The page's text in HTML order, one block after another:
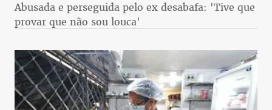
Abusada e perseguida pelo ex desabafa: 'Tive que
provar que não sou louca'